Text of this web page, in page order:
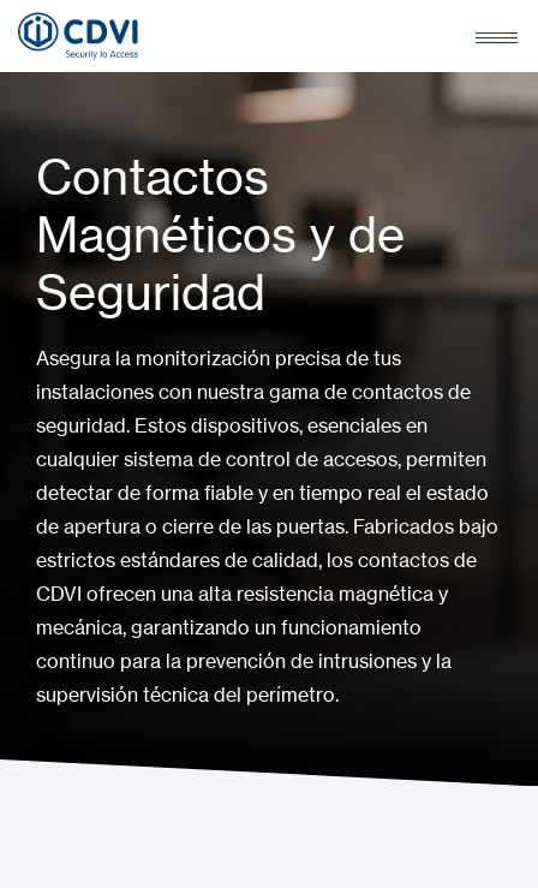
Contactos
Magnéticos y de
Seguridad
Asegura la monitorización precisa de tus
instalaciones con nuestra gama de contactos de
seguridad. Estos dispositivos, esenciales en
cualquier sistema de control de accesos, permiten
detectar de forma fiable y en tiempo real el estado
de apertura o cierre de las puertas. Fabricados bajo
estrictos estándares de calidad, los contactos de
CDVI ofrecen una alta resistencia magnética y
mecánica, garantizando un funcionamiento
continuo para la prevención de intrusiones y la
supervisión técnica del perímetro.